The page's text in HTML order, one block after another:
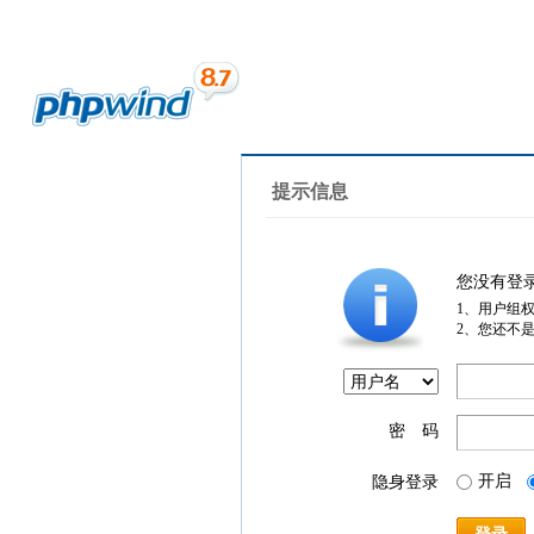
提示信息
您没有登
1、用户组
2、您还不
密 码
隐身登录 开启